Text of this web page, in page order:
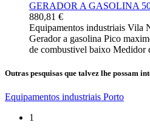
GERADOR A GASOLINA
880,81 €
Equipamentos industriais Vila
Gerador a gasolina Pico
de combustivel baixo Medidor
Outras pesquisas que talvez lhe possam
Equipamentos industriais Porto
1